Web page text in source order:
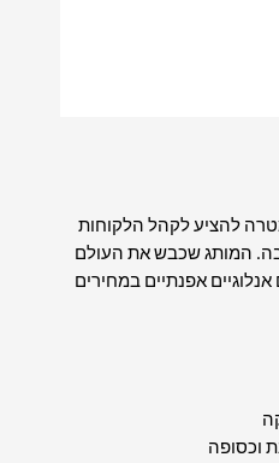
להציע לקהל הלקוחות
המותג שכבש את העולם
אפנתיים במחירים
וכסופה